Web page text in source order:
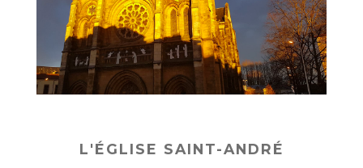
L'ÉGLISE SAINT-ANDRÉ